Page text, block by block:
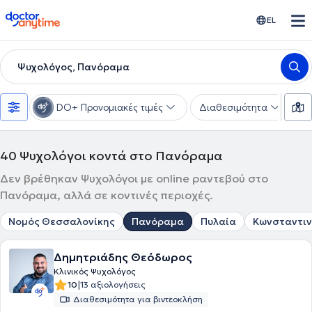
doctoranytime EL
Ψυχολόγος, Πανόραμα
DO+ Προνομιακές τιμές Διαθεσιμότητα
40 Ψυχολόγοι κοντά στο Πανόραμα
Δεν βρέθηκαν Ψυχολόγοι με online ραντεβού στο
Πανόραμα, αλλά σε κοντινές περιοχές.
Νομός Θεσσαλονίκης Πανόραμα Πυλαία
Δημητριάδης Θεόδωρος
Κλινικός Ψυχολόγος
10|13 αξιολογήσεις
Διαθεσιμότητα για βιντεοκλήση